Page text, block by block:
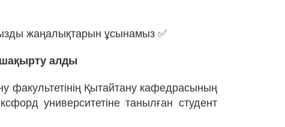
жаңалықтарын ұсынамыз ✅
алды
Қытайтану кафедрасының
университетіне танылған студент